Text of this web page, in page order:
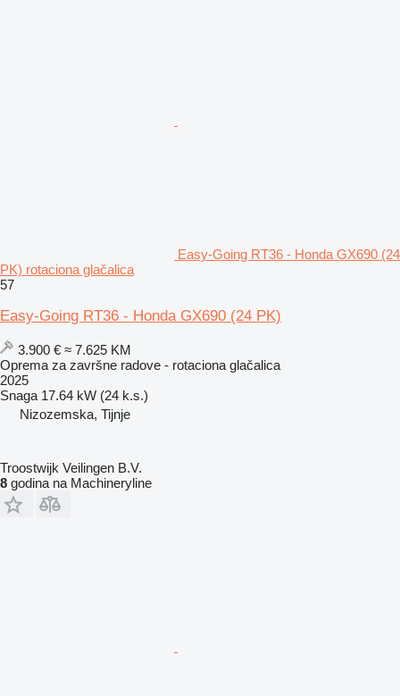
Easy-Going RT36 - Honda GX690 (24
PK) rotaciona glačalica
57
Easy-Going RT36 - Honda GX690 (24 PK)
3.900 € ≈ 7.625 KM
Oprema za završne radove - rotaciona glačalica
2025
Snaga 17.64 kW (24 k.s.)
Nizozemska, Tijnje
Troostwijk Veilingen B.V.
8 godina na Machineryline